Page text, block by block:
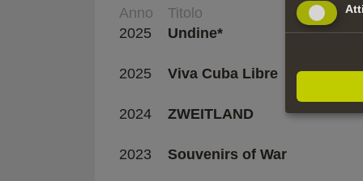
Anno Titolo
2025
Undine*
2025 Viva Cuba Libre
2024 ZWEITLAND
2023
Souvenirs of War